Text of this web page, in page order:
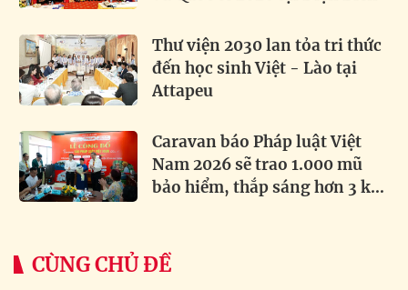
Thư viện 2030 lan tỏa tri thức
đến học sinh Việt - Lào tại
Attapeu
Caravan báo Pháp luật Việt
Nam 2026 sẽ trao 1.000 mũ
bảo hiểm, thắp sáng hơn 3 km
CÙNG CHỦ ĐỀ